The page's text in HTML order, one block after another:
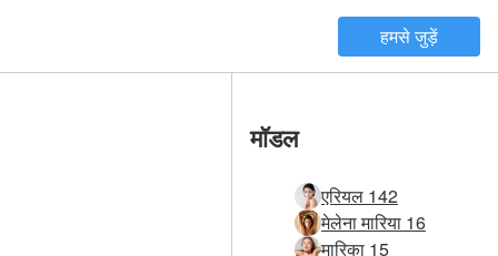
हमसे जुड़ें
मॉडल
एरियल 142
मेलेना मारिया 16
मारिका 15